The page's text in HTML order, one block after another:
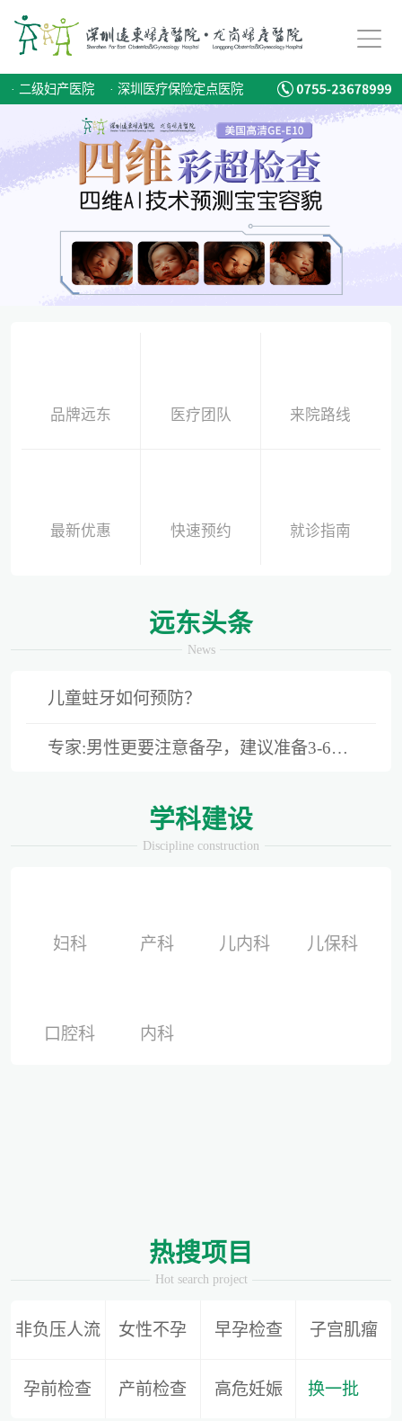
· 二级妇产医院 · 深圳医疗保险定点医院
品牌远东 医疗团队 来院路线
最新优惠 快速预约 就诊指南
远东头条
News
儿童蛀牙如何预防？
专家:男性更要注意备孕，建议准备3-6个月时间
为什么用了安全套还会导致怀孕？
爱有光，愈未来！深圳远东龙岗妇产医院儿童康复专科正式启航！
学科建设
Discipline construction
妇科 产科 儿内科 儿保科
口腔科 内科
热搜项目
Hot search project
非负压人流 女性不孕 早孕检查 子宫肌瘤
孕前检查 产前检查 高危妊娠 换一批